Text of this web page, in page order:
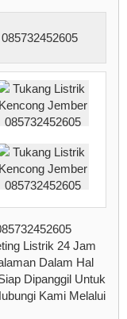
Listrik 24 Jam
Dalam Hal
Dipanggil Untuk
Kami Melalui